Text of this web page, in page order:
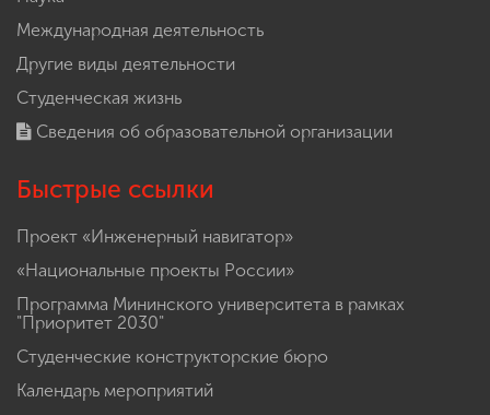
Международная деятельность
Другие виды деятельности
Студенческая жизнь
Сведения об образовательной организации
Быстрые ссылки
Проект «Инженерный навигатор»
«Национальные проекты России»
Программа Мининского университета в рамках
"Приоритет 2030"
Студенческие конструкторские бюро
Календарь мероприятий